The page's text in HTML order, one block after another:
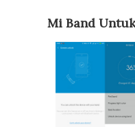
Mi Band